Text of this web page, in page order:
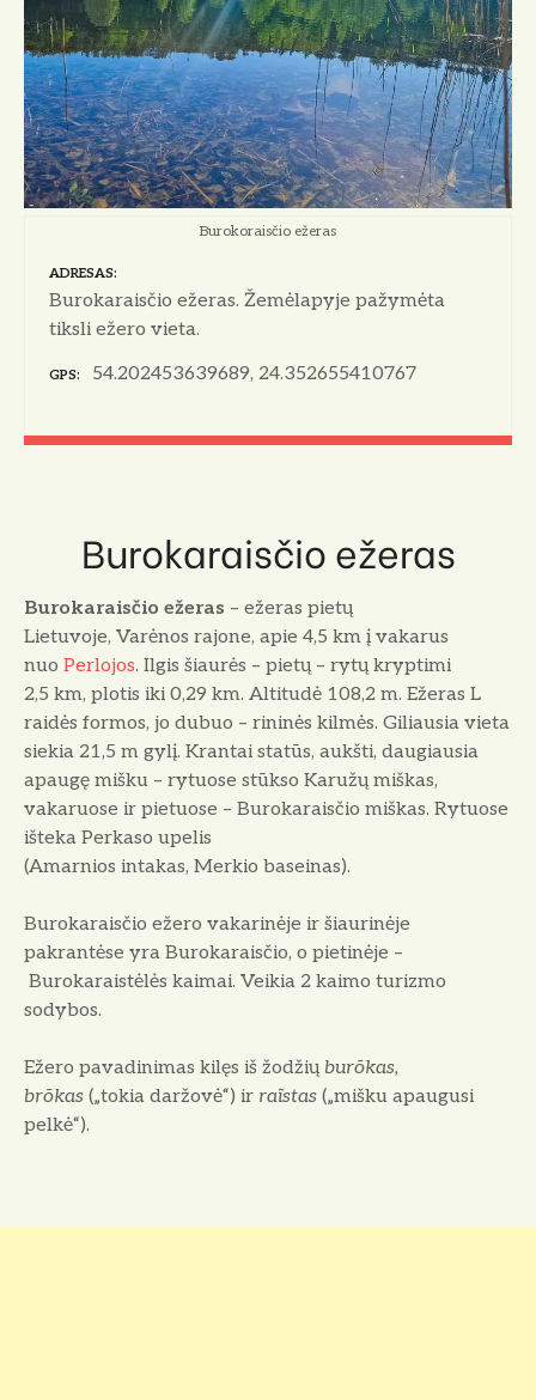
Burokoraisčio ežeras
ADRESAS
Burokaraisčio ežeras. Žemėlapyje pažymėta
tiksli ežero vieta.
GPS 54.202453639689, 24.352655410767
Burokaraisčio ežeras
Burokaraisčio ežeras – ežeras pietų
Lietuvoje, Varėnos rajone, apie 4,5 km į vakarus
nuo Perlojos. Ilgis šiaurės – pietų – rytų kryptimi
2,5 km, plotis iki 0,29 km. Altitudė 108,2 m. Ežeras L
raidės formos, jo dubuo – rininės kilmės. Giliausia vieta
siekia 21,5 m gylį. Krantai statūs, aukšti, daugiausia
apaugę mišku – rytuose stūkso Karužų miškas,
vakaruose ir pietuose – Burokaraisčio miškas. Rytuose
išteka Perkaso upelis
(Amarnios intakas, Merkio baseinas).
Burokaraisčio ežero vakarinėje ir šiaurinėje
pakrantėse yra Burokaraisčio, o pietinėje –
Burokaraistėlės kaimai. Veikia 2 kaimo turizmo
sodybos.
Ežero pavadinimas kilęs iš žodžių burõkas,
brõkas („tokia daržovė“) ir raĩstas („mišku apaugusi
pelkė“).